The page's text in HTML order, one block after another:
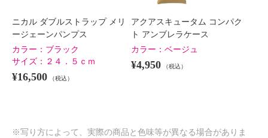
ニカル ダブルストラップ メリ
ージェーンパンプス
カラー： ブラック
サイズ： ２４．５ｃｍ
¥16,500 （税込）
アクアスキュータム コンパク
ト アンブレラケース
カラー： ベージュ
¥4,950 （税込）
※写り方によって、実際の商品と色味等が異なる場合がありま